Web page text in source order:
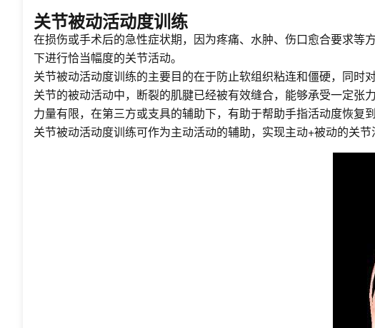
关节被动活动度训练
在损伤或手术后的急性症状期，因为疼痛、水肿、伤口愈合要求
下进行恰当幅度的关节活动。
关节被动活动度训练的主要目的在于防止软组织粘连和僵硬，同
关节的被动活动中，断裂的肌腱已经被有效缝合，能够承受一定
力量有限，在第三方或支具的辅助下，有助于帮助手指活动度恢复
关节被动活动度训练可作为主动活动的辅助，实现主动+被动的关